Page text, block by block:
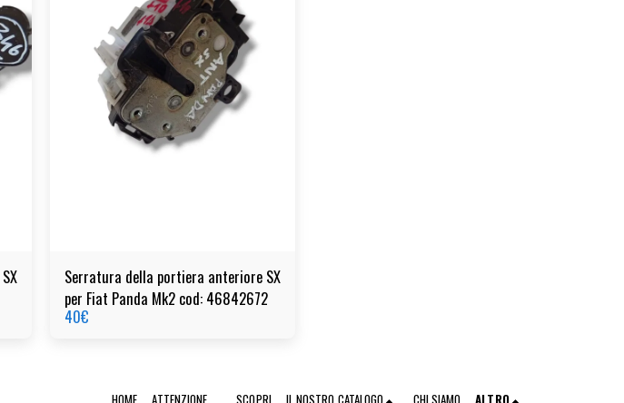
Serratura della portiera anteriore SX
per Fiat Panda Mk2 cod: 46842672
40€
HOME ATTENZIONE SCOPRI IL NOSTRO CATALOGO CHI SIAMO ALTRO